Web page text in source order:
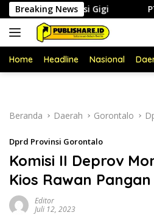
Langsung
ke
konten
Breaking News
Gigi PT GLP
Home Headline Nasional
Beranda Daerah Gorontalo
Dprd Provinsi Gorontalo
Komisi II Deprov
Kios Rawan Pangan
Editor
Juli 12, 2023